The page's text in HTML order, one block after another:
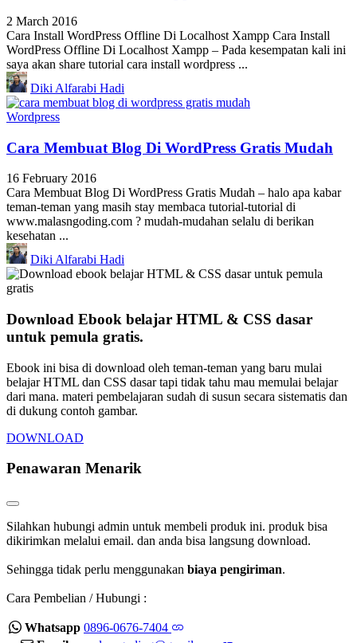
2 March 2016
Cara Install WordPress Offline Di Localhost Xampp Cara Install
WordPress Offline Di Localhost Xampp – Pada kesempatan kali ini
saya akan share tutorial cara install wordpress ...
Diki Alfarabi Hadi
Wordpress
Cara Membuat Blog Di WordPress Gratis Mudah
16 February 2016
Cara Membuat Blog Di WordPress Gratis Mudah – halo apa kabar
teman-teman yang masih stay membaca tutorial-tutorial di
www.malasngoding.com ? mudah-mudahan selalu di berikan
kesehatan ...
Diki Alfarabi Hadi
Download Ebook belajar HTML & CSS dasar
untuk pemula gratis.
Ebook ini bisa di download oleh teman-teman yang baru mulai
belajar HTML dan CSS dasar tapi tidak tahu mau memulai belajar
dari mana. materi pembelajaran sudah di susun secara sistematis dan
di dukung contoh gambar.
DOWNLOAD
Penawaran Menarik
Silahkan hubungi admin untuk membeli produk ini. produk bisa
dikirimkan melalui email. dan anda bisa langsung download.
Sehingga tidak perlu menggunakan biaya pengiriman.
Cara Pembelian / Hubungi :
Whatsapp 0896-0676-7404